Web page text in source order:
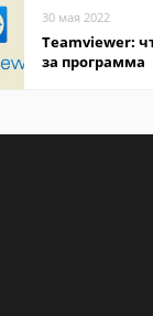
30 мая 2022
Teamviewer:
за программа